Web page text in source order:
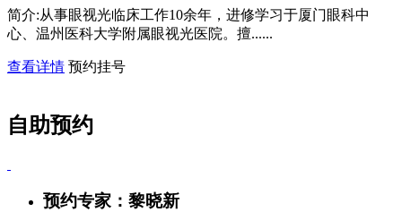
简介:从事眼视光临床工作10余年，进修学习于厦门眼科中
心、温州医科大学附属眼视光医院。擅......
查看详情 预约挂号
自助预约
预约专家： 黎晓新